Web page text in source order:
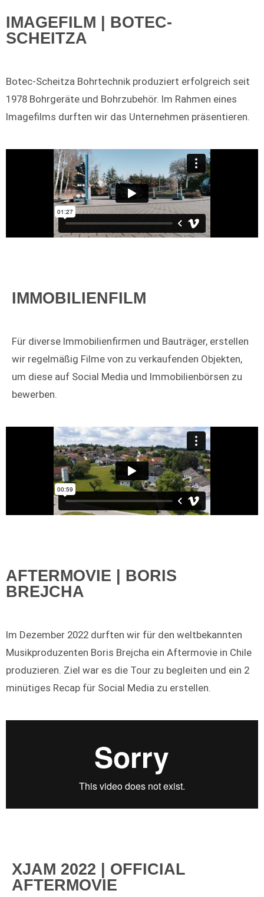
IMAGEFILM | BOTEC-
SCHEITZA
Botec-Scheitza Bohrtechnik produziert erfolgreich seit
1978 Bohrgeräte und Bohrzubehör. Im Rahmen eines
Imagefilms durften wir das Unternehmen präsentieren.
IMMOBILIENFILM
Für diverse Immobilienfirmen und Bauträger, erstellen
wir regelmäßig Filme von zu verkaufenden Objekten,
um diese auf Social Media und Immobilienbörsen zu
bewerben.
AFTERMOVIE | BORIS
BREJCHA
Im Dezember 2022 durften wir für den weltbekannten
Musikproduzenten Boris Brejcha ein Aftermovie in Chile
produzieren. Ziel war es die Tour zu begleiten und ein 2
minütiges Recap für Social Media zu erstellen.
XJAM 2022 | OFFICIAL
AFTERMOVIE